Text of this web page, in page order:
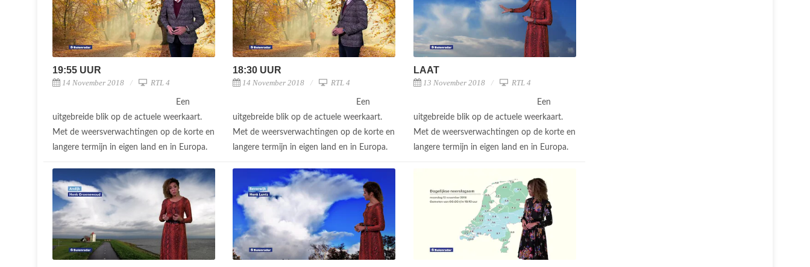
19:55 UUR
14 November 2018 RTL 4
Een
uitgebreide blik op de actuele weerkaart.
Met de weersverwachtingen op de korte en
langere termijn in eigen land en in Europa.
18:30 UUR
14 November 2018 RTL 4
Een
uitgebreide blik op de actuele weerkaart.
Met de weersverwachtingen op de korte en
langere termijn in eigen land en in Europa.
LAAT
13 November 2018 RTL 4
Een
uitgebreide blik op de actuele weerkaart.
Met de weersverwachtingen op de korte en
langere termijn in eigen land en in Europa.